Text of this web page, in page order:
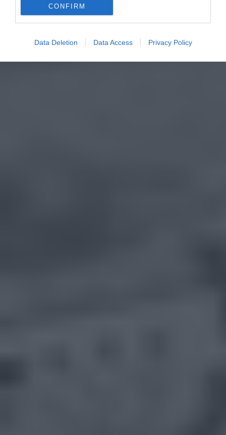
CONFIRM
Data Deletion Data Access Privacy Policy